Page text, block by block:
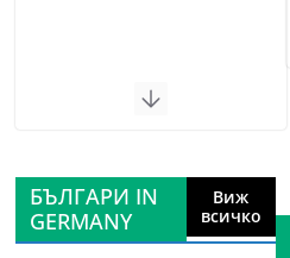
БЪЛГАРИ IN
GERMANY
Виж
всичко